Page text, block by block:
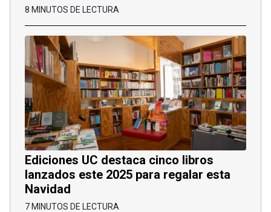
8 MINUTOS DE LECTURA
Ediciones UC destaca cinco libros
lanzados este 2025 para regalar esta
Navidad
7 MINUTOS DE LECTURA